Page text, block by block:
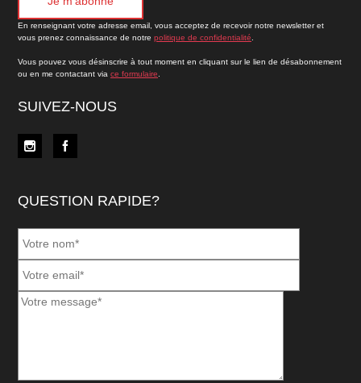
En renseignant votre adresse email, vous acceptez de recevoir notre newsletter et
vous prenez connaissance de notrepolitique de confidentialité.
Vous pouvez vous désinscrire à tout moment en cliquant sur le lien de désabonnement
ou en me contactant viace formulaire.
SUIVEZ-NOUS
QUESTION RAPIDE?